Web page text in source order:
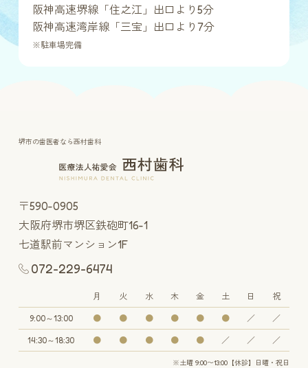
阪神高速堺線「住之江」出口より5分
阪神高速湾岸線「三宝」出口より7分
※駐車場完備
堺市の歯医者なら西村歯科
〒590-0905
大阪府堺市堺区鉄砲町16-1
七道駅前マンション1F
072-229-6474
月 火 水 木 金 土 日 祝
9:00～13:00 ● ● ● ● ● ● ／ ／
14:30～18:30 ● ● ● ● ● ／ ／ ／
※土曜 9:00〜13:00【休診】日曜・祝日